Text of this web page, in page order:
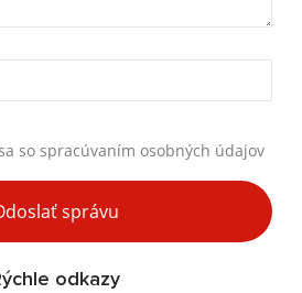
so spracúvaním osobných údajov
správu
odkazy